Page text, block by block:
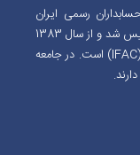
رسمی ایران
است. جامعه حسابداران رسمی ایران در سال 1380 تاسیس شد و از سال 1383
تاکنون، عضو پیوسته فدراسیون بین المللی حسابداران (IFAC) است. در جامعه